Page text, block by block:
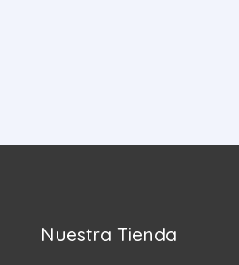
Nuestra Tienda